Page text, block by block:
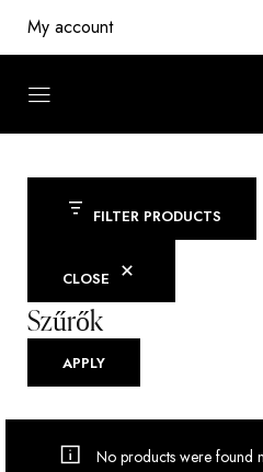
My account
FILTER PRODUCTS
CLOSE
Szűrők
APPLY
No products were found